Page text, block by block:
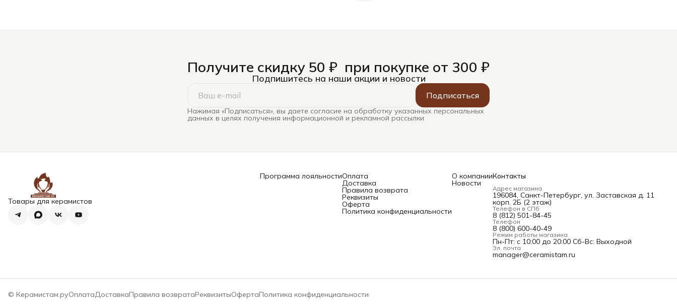
Получите скидку 50 ₽ при покупке от 300 ₽
Подпишитесь на наши акции и новости
Подписаться
Нажимая «Подписаться», вы даете согласие на обработку указанных персональных
данных в целях получения информационной и рекламной рассылки
Товары для керамистов
Программа лояльностиОплата
Доставка
Правила возврата
Реквизиты
Оферта
Политика конфиденциальности
О компании
Новости
Контакты
Адрес магазина
196084, Санкт-Петербург, ул. Заставская д. 11
корп. 2Б (2 этаж)
Телефон в СПб
8 (812) 501-84-45
Телефон
8 (800) 600-40-49
Режим работы магазина
Пн-Пт: с 10:00 до 20:00 Сб-Вс: Выходной
Эл. почта
manager@ceramistam.ru
© Керамистам.руОплатаДоставкаПравила возвратаРеквизитыОфертаПолитика конфиденциальности